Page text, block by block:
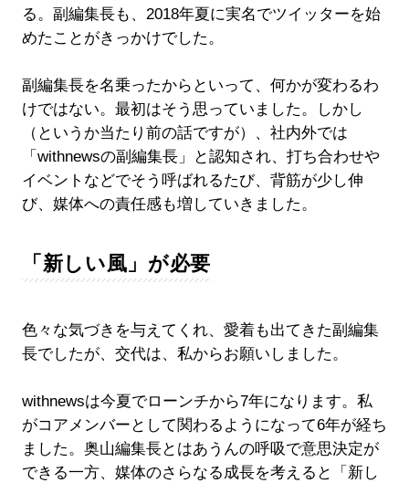
る。副編集長も、2018年夏に実名でツイッターを始
めたことがきっかけでした。
副編集長を名乗ったからといって、何かが変わるわ
けではない。最初はそう思っていました。しかし
（というか当たり前の話ですが）、社内外では
「withnewsの副編集長」と認知され、打ち合わせや
イベントなどでそう呼ばれるたび、背筋が少し伸
び、媒体への責任感も増していきました。
「新しい風」が必要
色々な気づきを与えてくれ、愛着も出てきた副編集
長でしたが、交代は、私からお願いしました。
withnewsは今夏でローンチから7年になります。私
がコアメンバーとして関わるようになって6年が経ち
ました。奥山編集長とはあうんの呼吸で意思決定が
できる一方、媒体のさらなる成長を考えると「新し